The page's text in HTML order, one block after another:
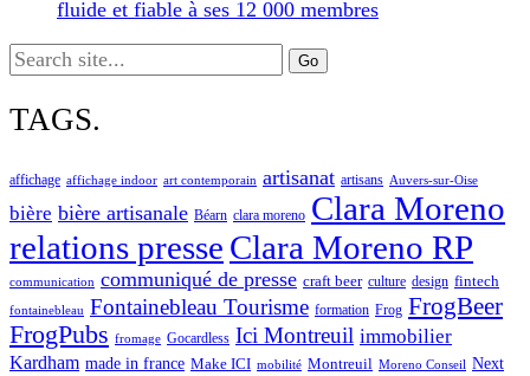
fluide et fiable à ses 12 000 membres
Search
for:
TAGS.
affichage affichage indoor art contemporain artisanat artisans Auvers-sur-Oise
bière bière artisanale Béarn clara moreno Clara Moreno
relations presse Clara Moreno RP
communication communiqué de presse craft beer culture design fintech
fontainebleau Fontainebleau Tourisme formation Frog FrogBeer
FrogPubs fromage Gocardless Ici Montreuil immobilier
Kardham made in france Make ICI mobilité Montreuil Moreno Conseil Next